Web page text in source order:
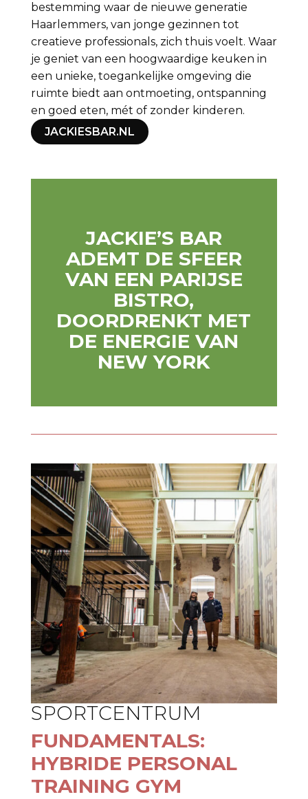
bestemming waar de nieuwe generatie
Haarlemmers, van jonge gezinnen tot
creatieve professionals, zich thuis voelt. Waar
je geniet van een hoogwaardige keuken in
een unieke, toegankelijke omgeving die
ruimte biedt aan ontmoeting, ontspanning
en goed eten, mét of zonder kinderen.
JACKIESBAR.NL
JACKIE’S BAR
ADEMT DE SFEER
VAN EEN PARIJSE
BISTRO,
DOORDRENKT MET
DE ENERGIE VAN
NEW YORK
SPORTCENTRUM
FUNDAMENTALS:
HYBRIDE PERSONAL
TRAINING GYM